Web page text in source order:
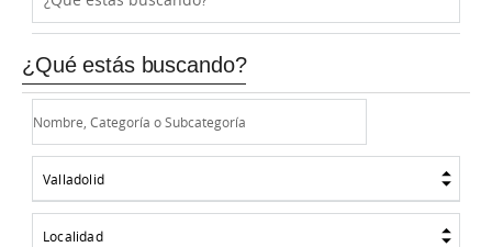
¿Qué estás buscando?
Valladolid
Localidad